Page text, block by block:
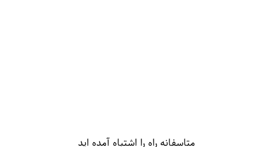
متاسفانه راه را اشتباه آمده اید